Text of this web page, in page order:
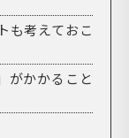
も考えておこ
がかかること